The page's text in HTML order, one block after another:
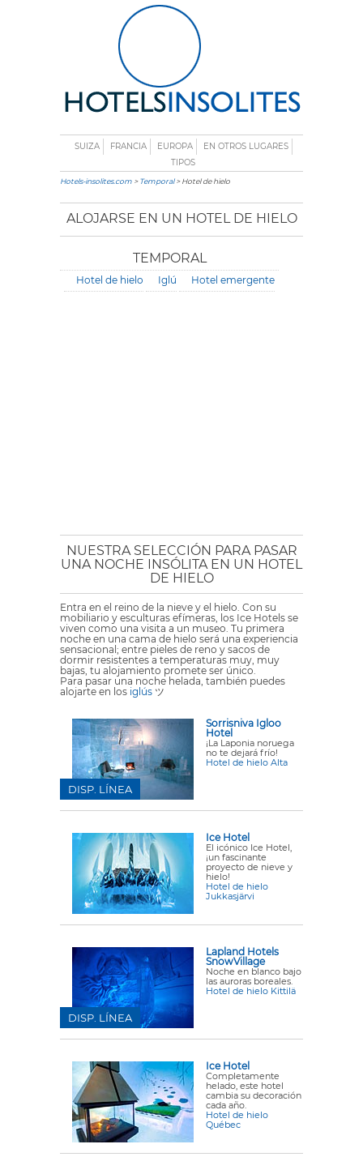
SUIZA FRANCIA EUROPA
EN OTROS LUGARES
TIPOS
Hotels-insolites.com >Temporal> Hotel de hielo
ALOJARSE EN UN HOTEL DE HIELO
TEMPORAL
Hotel de hielo Iglú Hotel emergente
NUESTRA SELECCIÓN PARA PASAR
UNA NOCHE INSÓLITA EN UN HOTEL
DE HIELO
Entra en el reino de la nieve y el hielo. Con su
mobiliario y esculturas efímeras, los Ice Hotels se
viven como una visita a un museo. Tu primera
noche en una cama de hielo será una experiencia
sensacional; entre pieles de reno y sacos de
dormir resistentes a temperaturas muy, muy
bajas, tu alojamiento promete ser único.
Para pasar una noche helada, también puedes
alojarte en los iglús ツ
Sorrisniva Igloo
Hotel
¡La Laponia noruega
no te dejará frío!
Hotel de hielo Alta
DISP. LÍNEA
Ice Hotel
El icónico Ice Hotel,
¡un fascinante
proyecto de nieve y
hielo!
Hotel de hielo
Jukkasjärvi
Lapland Hotels
SnowVillage
Noche en blanco bajo
las auroras boreales.
Hotel de hielo Kittilä
DISP. LÍNEA
Ice Hotel
Completamente
helado, este hotel
cambia su decoración
cada año.
Hotel de hielo
Québec